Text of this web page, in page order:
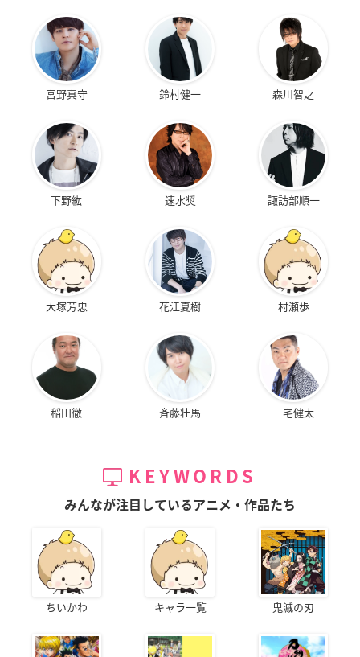
宮野真守 鈴村健一 森川智之
下野紘 速水奨 諏訪部順一
大塚芳忠 花江夏樹 村瀬歩
稲田徹 斉藤壮馬 三宅健太
KEYWORDS
みんなが注目しているアニメ・作品たち
ちいかわ キャラ一覧 鬼滅の刃